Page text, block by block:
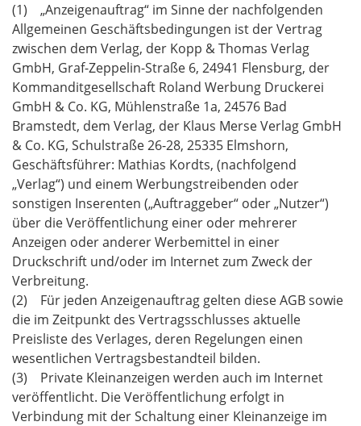
(1) „Anzeigenauftrag“ im Sinne der nachfolgenden
Allgemeinen Geschäftsbedingungen ist der Vertrag
zwischen dem Verlag, der Kopp & Thomas Verlag
GmbH, Graf-Zeppelin-Straße 6, 24941 Flensburg, der
Kommanditgesellschaft Roland Werbung Druckerei
GmbH & Co. KG, Mühlenstraße 1a, 24576 Bad
Bramstedt, dem Verlag, der Klaus Merse Verlag GmbH
& Co. KG, Schulstraße 26-28, 25335 Elmshorn,
Geschäftsführer: Mathias Kordts, (nachfolgend
„Verlag“) und einem Werbungstreibenden oder
sonstigen Inserenten („Auftraggeber“ oder „Nutzer“)
über die Veröffentlichung einer oder mehrerer
Anzeigen oder anderer Werbemittel in einer
Druckschrift und/oder im Internet zum Zweck der
Verbreitung.
(2) Für jeden Anzeigenauftrag gelten diese AGB sowie
die im Zeitpunkt des Vertragsschlusses aktuelle
Preisliste des Verlages, deren Regelungen einen
wesentlichen Vertragsbestandteil bilden.
(3) Private Kleinanzeigen werden auch im Internet
veröffentlicht. Die Veröffentlichung erfolgt in
Verbindung mit der Schaltung einer Kleinanzeige im